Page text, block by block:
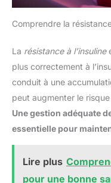
Comprendre la
La résistance à l’insuline
plus correctement à
conduit à une
peut augmenter le
Une gestion adéquate
essentielle pour
Lire plus
pour une bonne